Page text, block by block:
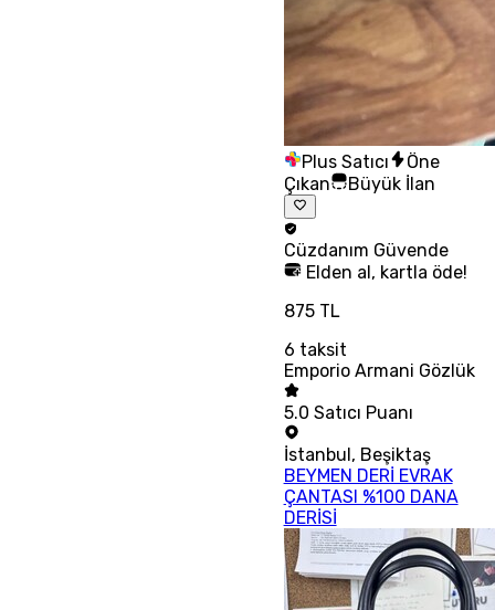
Plus Satıcı
Öne
Çıkan
Büyük İlan
Cüzdanım Güvende
Elden al, kartla öde!
875 TL
6 taksit
Emporio Armani Gözlük
5.0 Satıcı Puanı
İstanbul, Beşiktaş
BEYMEN DERİ EVRAK
ÇANTASI %100 DANA
DERİSİ